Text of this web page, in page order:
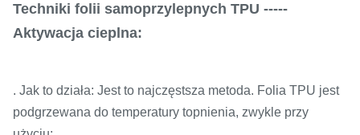
Techniki folii samoprzylepnych TPU -----
Aktywacja cieplna:
. Jak to działa: Jest to najczęstsza metoda. Folia TPU jest
podgrzewana do temperatury topnienia, zwykle przy